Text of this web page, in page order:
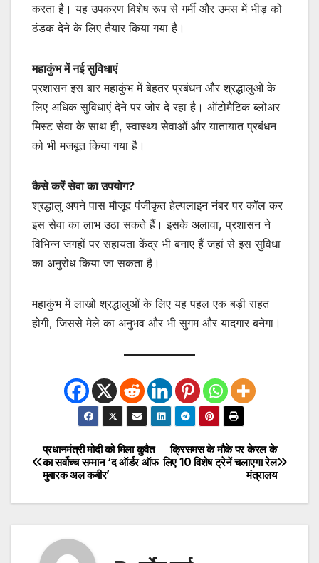
करता है। यह उपकरण विशेष रूप से गर्मी और उमस में भीड़ को
ठंडक देने के लिए तैयार किया गया है।
महाकुंभ में नई सुविधाएं
प्रशासन इस बार महाकुंभ में बेहतर प्रबंधन और श्रद्धालुओं के
लिए अधिक सुविधाएं देने पर जोर दे रहा है। ऑटोमैटिक ब्लोअर
मिस्ट सेवा के साथ ही, स्वास्थ्य सेवाओं और यातायात प्रबंधन
को भी मजबूत किया गया है।
कैसे करें सेवा का उपयोग?
श्रद्धालु अपने पास मौजूद पंजीकृत हेल्पलाइन नंबर पर कॉल कर
इस सेवा का लाभ उठा सकते हैं। इसके अलावा, प्रशासन ने
विभिन्न जगहों पर सहायता केंद्र भी बनाए हैं जहां से इस सुविधा
का अनुरोध किया जा सकता है।
महाकुंभ में लाखों श्रद्धालुओं के लिए यह पहल एक बड़ी राहत
होगी, जिससे मेले का अनुभव और भी सुगम और यादगार बनेगा।
Post
navigation
क्रिसमस के मौके पर केरल के
लिए 10 विशेष ट्रेनें चलाएगा रेल
मंत्रालय
प्रधानमंत्री मोदी को मिला कुवैत
का सर्वोच्च सम्मान ‘द ऑर्डर ऑफ
मुबारक अल कबीर’